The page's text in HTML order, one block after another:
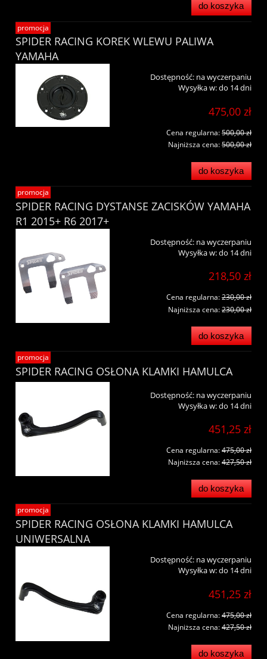
do koszyka
SPIDER RACING KOREK WLEWU PALIWA
YAMAHA
Dostępność: na wyczerpaniu
Wysyłka w:do 14 dni
475,00 zł
Cena regularna:500,00 zł
Najniższa cena:500,00 zł
do koszyka
promocja
SPIDER RACING DYSTANSE ZACISKÓW YAMAHA
R1 2015+ R6 2017+
Dostępność: na wyczerpaniu
Wysyłka w:do 14 dni
218,50 zł
Cena regularna:230,00 zł
Najniższa cena:230,00 zł
do koszyka
promocja
SPIDER RACING OSŁONA KLAMKI HAMULCA
Dostępność: na wyczerpaniu
Wysyłka w:do 14 dni
451,25 zł
Cena regularna:475,00 zł
Najniższa cena:427,50 zł
do koszyka
promocja
SPIDER RACING OSŁONA KLAMKI HAMULCA
UNIWERSALNA
Dostępność: na wyczerpaniu
Wysyłka w:do 14 dni
451,25 zł
Cena regularna:475,00 zł
Najniższa cena:427,50 zł
do koszyka
promocja